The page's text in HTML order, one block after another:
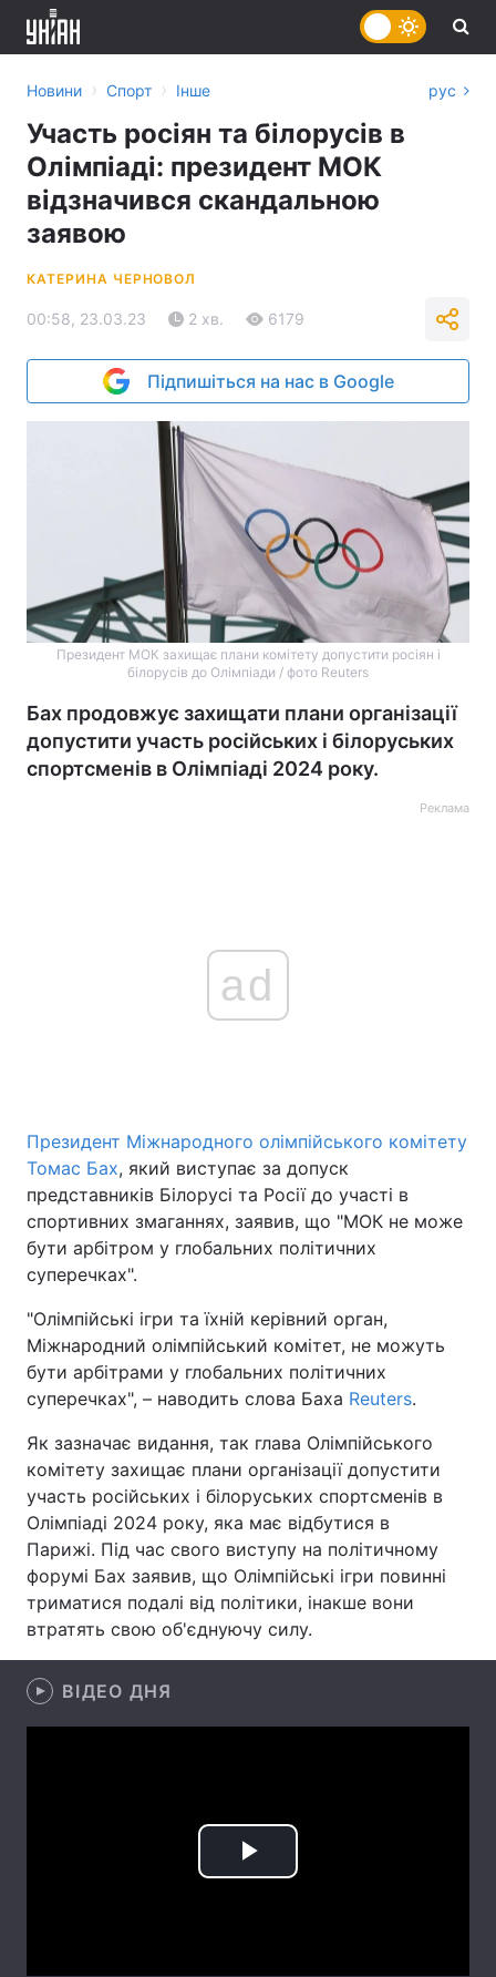
Україна Політика
Світ
Спорт Наука
Техно і зв'язок
Зброя Інциденти
Здоров'я Туризм
Екологія Регіони
Лонгріди
Відео з Youtube Статті
Інтерв'ю Думки
Архів
Новини › Спорт › Інше рус
Участь росіян та білорусів в
Олімпіаді: президент МОК
відзначився скандальною
заявою
КАТЕРИНА ЧЕРНОВОЛ
00:58, 23.03.23 2 хв. 6179
Підпишіться на нас в Google
Президент МОК захищає плани комітету допустити росіян і
білорусів до Олімпіади / фото Reuters
Бах продовжує захищати плани організації
допустити участь російських і білоруських
спортсменів в Олімпіаді 2024 року.
Реклама
ad
Президент Міжнародного олімпійського комітету
Томас Бах, який виступає за допуск
представників Білорусі та Росії до участі в
спортивних змаганнях, заявив, що "МОК не може
бути арбітром у глобальних політичних
суперечках".
"Олімпійські ігри та їхній керівний орган,
Міжнародний олімпійський комітет, не можуть
бути арбітрами у глобальних політичних
суперечках", – наводить слова Баха Reuters.
Як зазначає видання, так глава Олімпійського
комітету захищає плани організації допустити
участь російських і білоруських спортсменів в
Олімпіаді 2024 року, яка має відбутися в
Парижі. Під час свого виступу на політичному
форумі Бах заявив, що Олімпійські ігри повинні
триматися подалі від політики, інакше вони
втратять свою об'єднуючу силу.
ВІДЕО ДНЯ
Play